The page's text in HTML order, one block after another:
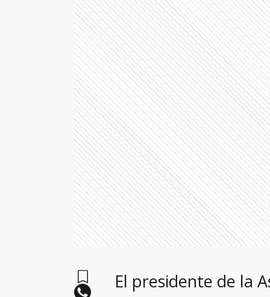
El presidente de la